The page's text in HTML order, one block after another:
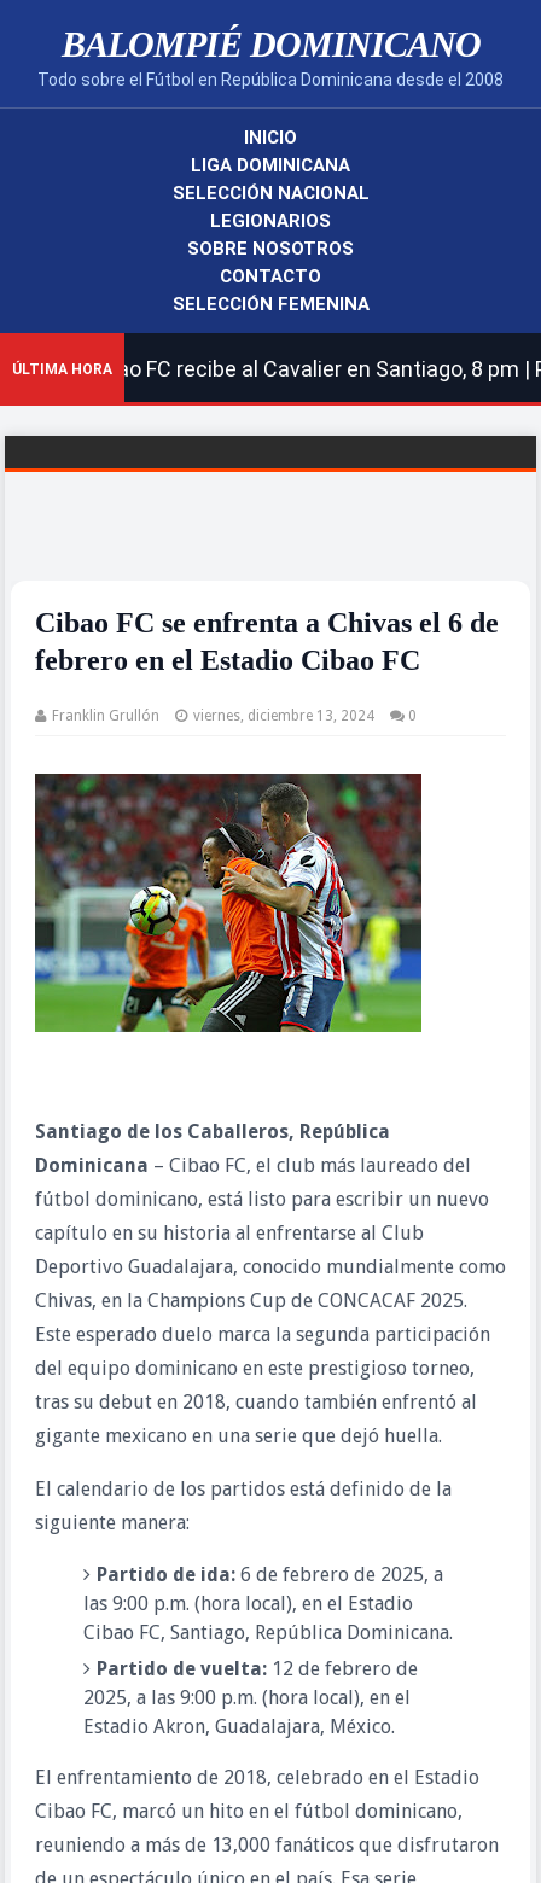
BALOMPIÉ DOMINICANO
Todo sobre el Fútbol en República Dominicana desde el 2008
INICIO
LIGA DOMINICANA
SELECCIÓN NACIONAL
LEGIONARIOS
SOBRE NOSOTROS
CONTACTO
SELECCIÓN FEMENINA
ÚLTIMA HORA
FC recibe al Cavalier en Santiago, 8 pm |
Cibao FC se enfrenta a Chivas el 6 de
febrero en el Estadio Cibao FC
Franklin Grullón viernes, diciembre 13, 2024 0
Santiago de los Caballeros, República
Dominicana – Cibao FC, el club más laureado del
fútbol dominicano, está listo para escribir un nuevo
capítulo en su historia al enfrentarse al Club
Deportivo Guadalajara, conocido mundialmente como
Chivas, en la Champions Cup de CONCACAF 2025.
Este esperado duelo marca la segunda participación
del equipo dominicano en este prestigioso torneo,
tras su debut en 2018, cuando también enfrentó al
gigante mexicano en una serie que dejó huella.
El calendario de los partidos está definido de la
siguiente manera:
Partido de ida:6 de febrero de 2025, a
las 9:00 p.m. (hora local), en el Estadio
Cibao FC, Santiago, República Dominicana.
Partido de vuelta:12 de febrero de
2025, a las 9:00 p.m. (hora local), en el
Estadio Akron, Guadalajara, México.
El enfrentamiento de 2018, celebrado en el Estadio
Cibao FC, marcó un hito en el fútbol dominicano,
reuniendo a más de 13,000 fanáticos que disfrutaron